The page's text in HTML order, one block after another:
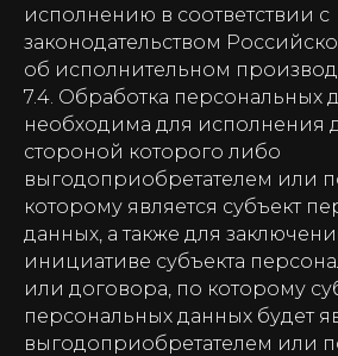
исполнению в соответствии с
законодательством
об исполнительном
7.4. Обработка персональных
необходима для исполнения
стороной которого либо
выгодоприобретателем или
которому является субъект
данных, а также для
инициативе субъекта
или договора, по которому
персональных данных будет
выгодоприобретателем или